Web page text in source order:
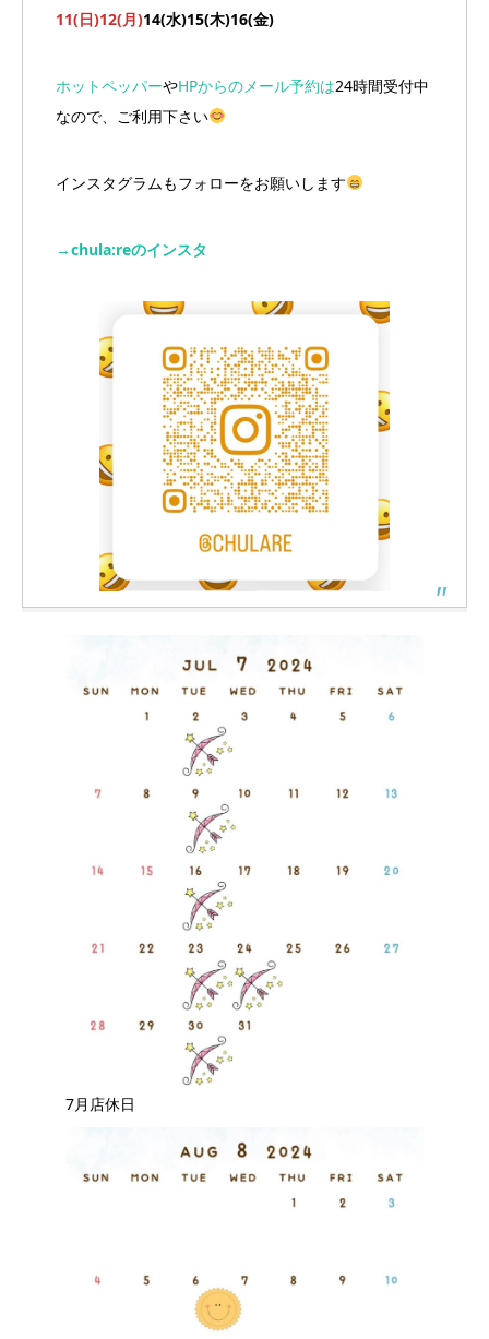
11(日)12(月)14(水)15(木)16(金)
ホットペッパーやHPからのメール予約は24時間受付中
なので、ご利用下さい
インスタグラムもフォローをお願いします
→chula:reのインスタ
7月店休日